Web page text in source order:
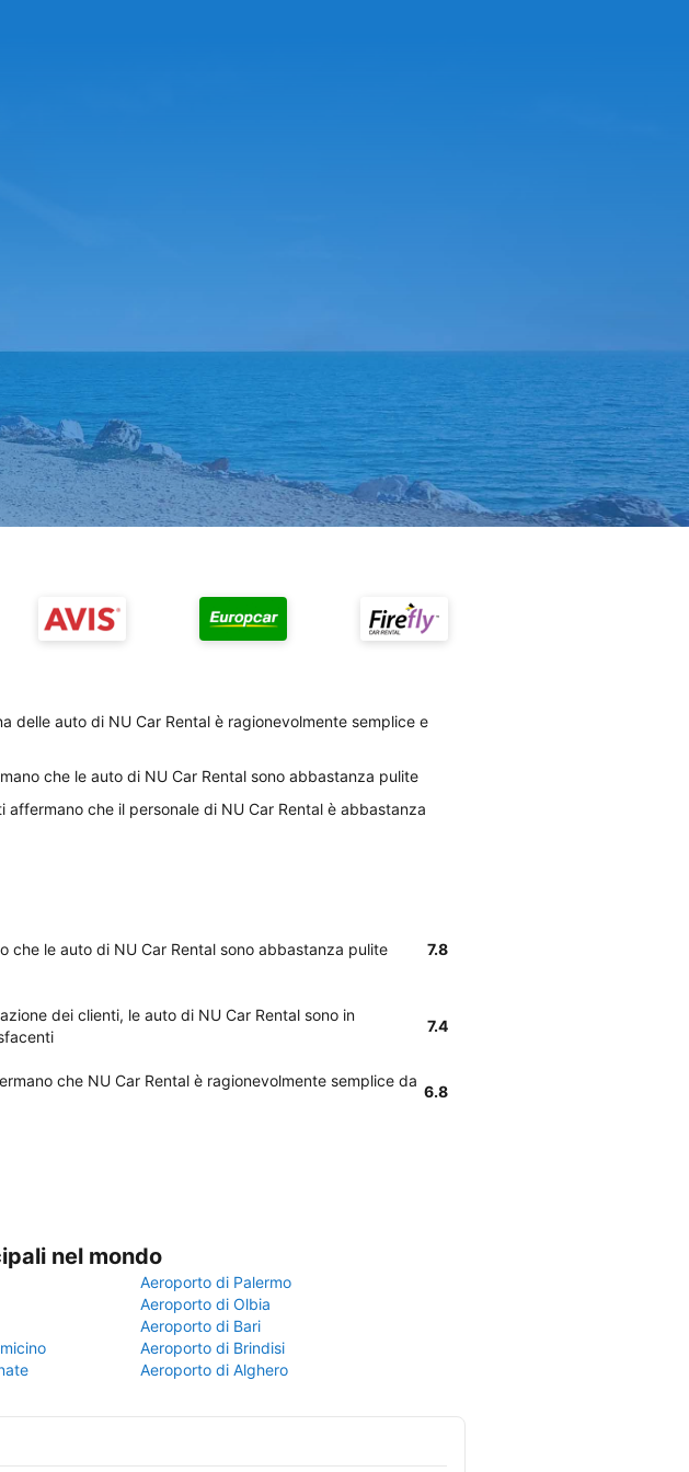
delle auto di NU Car Rental è ragionevolmente semplice e
che le auto di NU Car Rental sono abbastanza pulite
affermano che il personale di NU Car Rental è abbastanza
che le auto di NU Car Rental sono abbastanza pulite 7.8
dei clienti, le auto di NU Car Rental sono in
7.4
che NU Car Rental è ragionevolmente semplice da
6.8
nel mondo
Aeroporto di Palermo
Aeroporto di Olbia
Aeroporto di Bari
Aeroporto di Brindisi
Aeroporto di Alghero